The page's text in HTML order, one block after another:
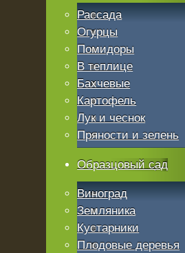
Рассада
Огурцы
Помидоры
В теплице
Бахчевые
Картофель
Лук и чеснок
Пряности и зелень
Образцовый сад
Виноград
Земляника
Кустарники
Плодовые деревья